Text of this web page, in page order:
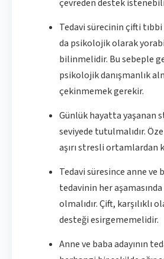
çevreden destek
Tedavi sürecinin çifti
da psikolojik olarak
bilinmelidir. Bu sebeple
psikolojik danışmanlık
çekinmemek gerekir.
Günlük hayatta yaşanan
seviyede tutulmalıdır.
aşırı stresli ortamlardan
Tedavi süresince anne ve
tedavinin her
olmalıdır. Çift, karşılıklı
desteği esirgememelidir.
Anne ve baba adayının